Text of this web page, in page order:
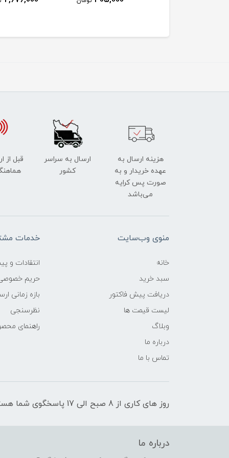
هزینه ارسال به
عهده خریدار و به
صورت پس کرایه
می‌باشد
ارسال به سراسر
کشور
قبل از
منوی وب‌سایت
خانه
سبد خرید
دریافت پیش فاکتور
لیست قیمت ها
وبلاگ
درباره ما
تماس با ما
خدمات
انتقادات و
حریم
بازه زمانی
نظرسنجی
راهنمای
روز های کاری از 8 صبح الی 17 پاسخگوی شما هستیم
درباره ما